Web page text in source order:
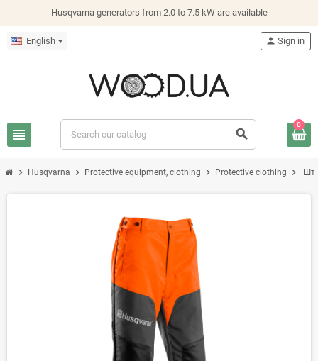
Husqvarna generators from 2.0 to 7.5 kW are available
English
view_headline search
person Sign in
0
chevron_right Husqvarna chevron_right Protective equipment, clothing chevron_right Protective clothing chevron_right